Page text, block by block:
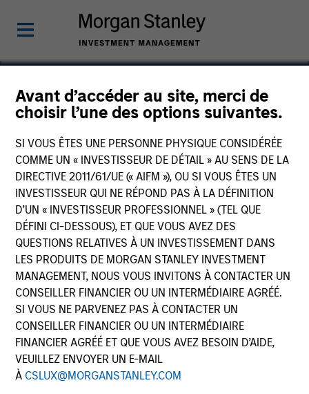
Avant d’accéder au site, merci de
choisir l’une des options suivantes.
SI VOUS ÊTES UNE PERSONNE PHYSIQUE CONSIDÉRÉE
COMME UN « INVESTISSEUR DE DÉTAIL » AU SENS DE LA
DIRECTIVE 2011/61/UE (« AIFM »), OU SI VOUS ÊTES UN
INVESTISSEUR QUI NE RÉPOND PAS À LA DÉFINITION
D’UN « INVESTISSEUR PROFESSIONNEL » (TEL QUE
DÉFINI CI-DESSOUS), ET QUE VOUS AVEZ DES
QUESTIONS RELATIVES À UN INVESTISSEMENT DANS
LES PRODUITS DE MORGAN STANLEY INVESTMENT
MANAGEMENT, NOUS VOUS INVITONS À CONTACTER UN
CONSEILLER FINANCIER OU UN INTERMÉDIAIRE AGRÉÉ.
SI VOUS NE PARVENEZ PAS À CONTACTER UN
CONSEILLER FINANCIER OU UN INTERMÉDIAIRE
FINANCIER AGRÉÉ ET QUE VOUS AVEZ BESOIN D’AIDE,
VEUILLEZ ENVOYER UN E-MAIL
À CSLUX@MORGANSTANLEY.COM
Shanghai KNX
SECTOR
Services